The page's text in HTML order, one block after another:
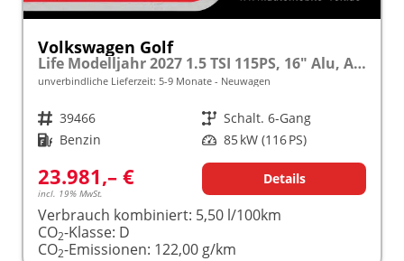
Volkswagen Golf
Life Modelljahr 2027 1.5 TSI 115PS, 16" Alu, ACC, Sicht-Paket, Digital Cockpit Pro, App-Connect, PDC, Reserverad
unverbindliche Lieferzeit: 5-9 Monate Neuwagen
Fahrzeugnr. 39466 Getriebe Schalt. 6-Gang
Kraftstoff Benzin Leistung 85 kW (116 PS)
23.981,– €
incl. 19% MwSt.
Details
Verbrauch kombiniert: 5,50 l/100km
CO2-Klasse: D
CO2-Emissionen: 122,00 g/km